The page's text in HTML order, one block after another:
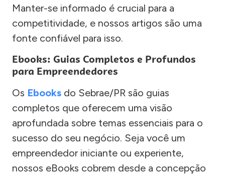
Manter-se informado é crucial para a
competitividade, e nossos artigos são uma
fonte confiável para isso.
Ebooks: Guias Completos e Profundos
para Empreendedores
Os Ebooks do Sebrae/PR são guias
completos que oferecem uma visão
aprofundada sobre temas essenciais para o
sucesso do seu negócio. Seja você um
empreendedor iniciante ou experiente,
nossos eBooks cobrem desde a concepção